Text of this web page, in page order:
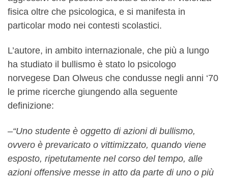
fisica oltre che psicologica, e si manifesta in
particolar modo nei contesti scolastici.
L’autore, in ambito internazionale, che più a lungo
ha studiato il bullismo è stato lo psicologo
norvegese Dan Olweus che condusse negli anni ‘70
le prime ricerche giungendo alla seguente
definizione:
–“Uno studente è oggetto di azioni di bullismo,
ovvero è prevaricato o vittimizzato, quando viene
esposto, ripetutamente nel corso del tempo, alle
azioni offensive messe in atto da parte di uno o più